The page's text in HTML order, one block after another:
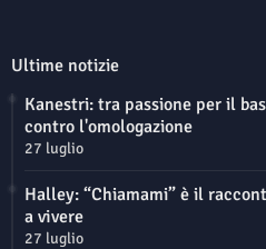
Ultime notizie
Kanestri: tra passione per il
contro l'omologazione
27 luglio
Halley: “Chiamami” è il
a vivere
27 luglio